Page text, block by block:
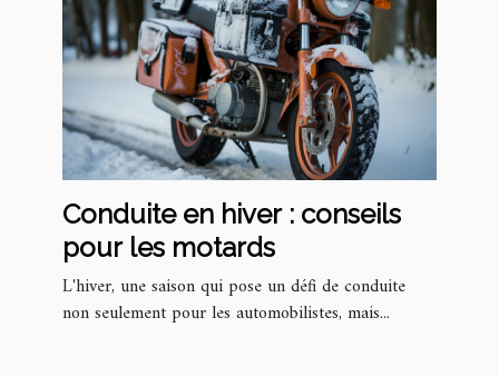
Conduite en hiver : conseils
pour les motards
L'hiver, une saison qui pose un défi de conduite
non seulement pour les automobilistes, mais...